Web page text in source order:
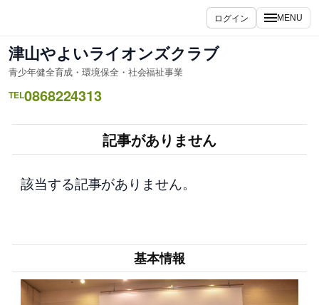
を
ス
キ
ッ
ログイン MENU
津山やよいライオンズクラブ
青少年健全育成・環境保全・社会福祉事業
TEL0868224313
記事がありません
該当する記事がありません。
基本情報